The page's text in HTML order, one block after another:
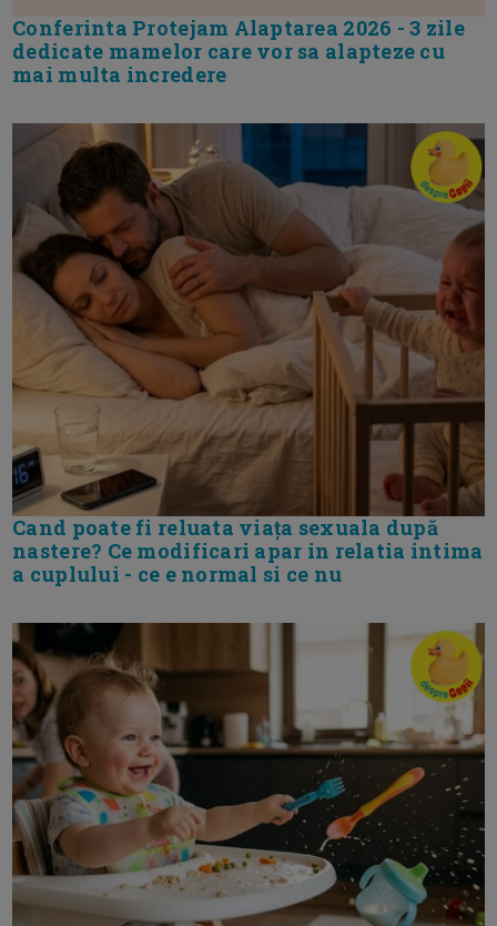
Conferinta Protejam Alaptarea 2026 - 3 zile
dedicate mamelor care vor sa alapteze cu
mai multa incredere
Cand poate fi reluata viața sexuala după
nastere? Ce modificari apar in relatia intima
a cuplului - ce e normal si ce nu